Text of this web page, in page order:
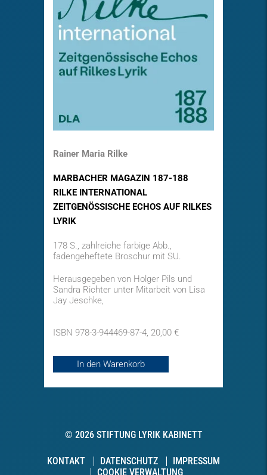
Rainer Maria Rilke
MARBACHER MAGAZIN 187-188
RILKE INTERNATIONAL
ZEITGENÖSSISCHE ECHOS AUF RILKES
LYRIK
178 S., zahlreiche farbige Abb.,
fadengeheftete Broschur mit SU.
Herausgegeben von Holger Pils und
Sandra Richter unter Mitarbeit von Lisa
Jay Jeschke,
ISBN 978-3-944469-87-4, 20,00 €
In den Warenkorb
© 2026 STIFTUNG LYRIK KABINETT
KONTAKT DATENSCHUTZ
IMPRESSUM
COOKIE VERWALTUNG